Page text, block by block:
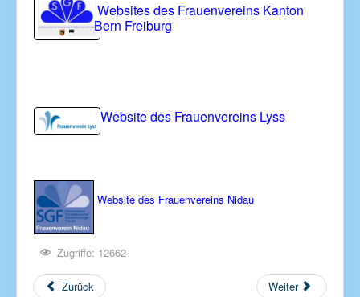
Websites des Frauenvereins Kanton
Bern Freiburg
Website des Frauenvereins Lyss
Website des Frauenvereins Nidau
Zugriffe: 12662
Zurück Weiter